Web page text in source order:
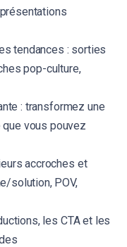
tendances : sorties
pop-culture,
: transformez une
vous pouvez
accroches et
solution, POV,
les CTA et les